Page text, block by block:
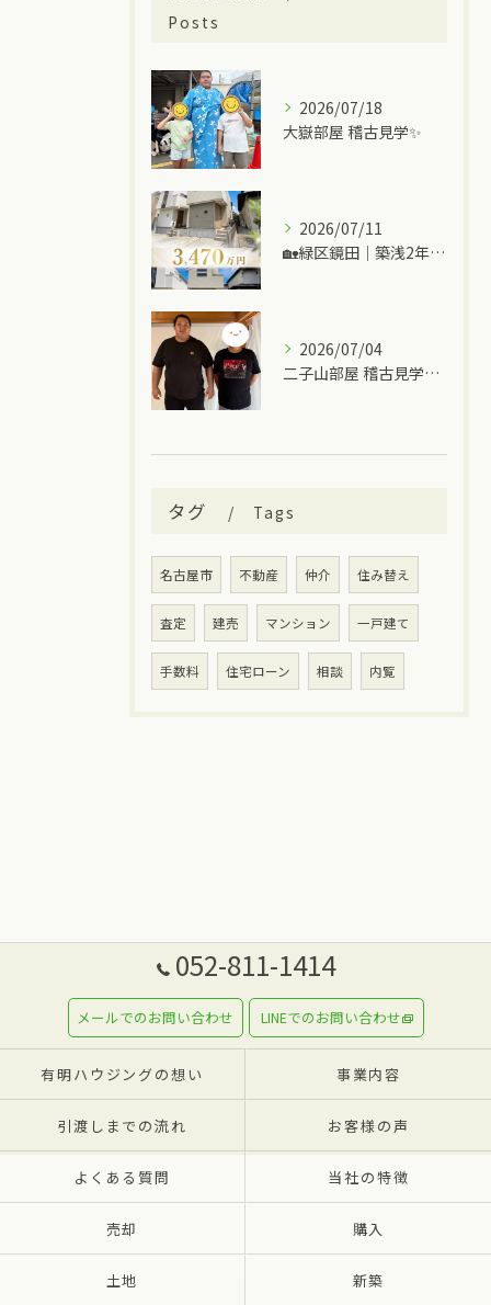
Posts
2026/07/18
大嶽部屋 稽古見学✨
2026/07/11
🏡緑区鏡田｜築浅2年の中古一戸建て
2026/07/04
二子山部屋 稽古見学＆ちゃんこ🍲
タグ Tags
名古屋市 不動産 仲介 住み替え
査定 建売 マンション 一戸建て
手数料 住宅ローン 相談 内覧
052-811-1414
メールでのお問い合わせ LINEでのお問い合わせ
有明ハウジングの想い 事業内容
引渡しまでの流れ お客様の声
よくある質問 当社の特徴
売却 購入
土地 新築